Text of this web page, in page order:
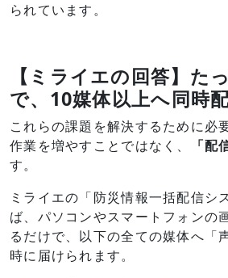
られています。
【ミライエの回答】た
で、10媒体以上へ同時
これらの課題を解決するために必
作業を増やすことではなく、
「配
す。
ミライエの「防災情報一括配信シ
ば、パソコンやスマートフォンの
るだけで、以下の全ての媒体へ「
時に届けられます。